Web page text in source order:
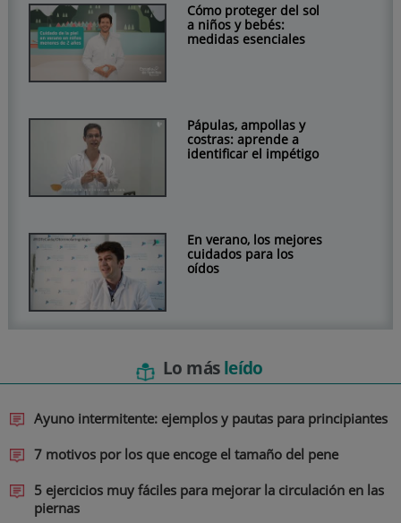
Cómo proteger del sol
a niños y bebés:
medidas esenciales
Pápulas, ampollas y
costras: aprende a
identificar el impétigo
En verano, los mejores
cuidados para los
oídos
Lo másleído
Ayuno intermitente: ejemplos y pautas para principiantes
7 motivos por los que encoge el tamaño del pene
5 ejercicios muy fáciles para mejorar la circulación en las
piernas